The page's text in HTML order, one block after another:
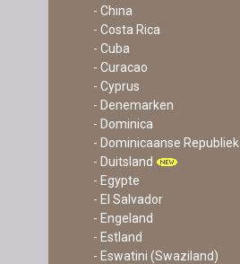
- China
- Costa Rica
- Cuba
- Curacao
- Cyprus
- Denemarken
- Dominica
- Dominicaanse Republiek
- Duitsland
- Egypte
- El Salvador
- Engeland
- Estland
- Eswatini (Swaziland)